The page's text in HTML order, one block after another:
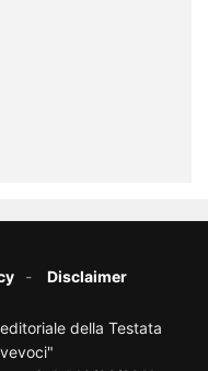
Disclaimer
della Testata